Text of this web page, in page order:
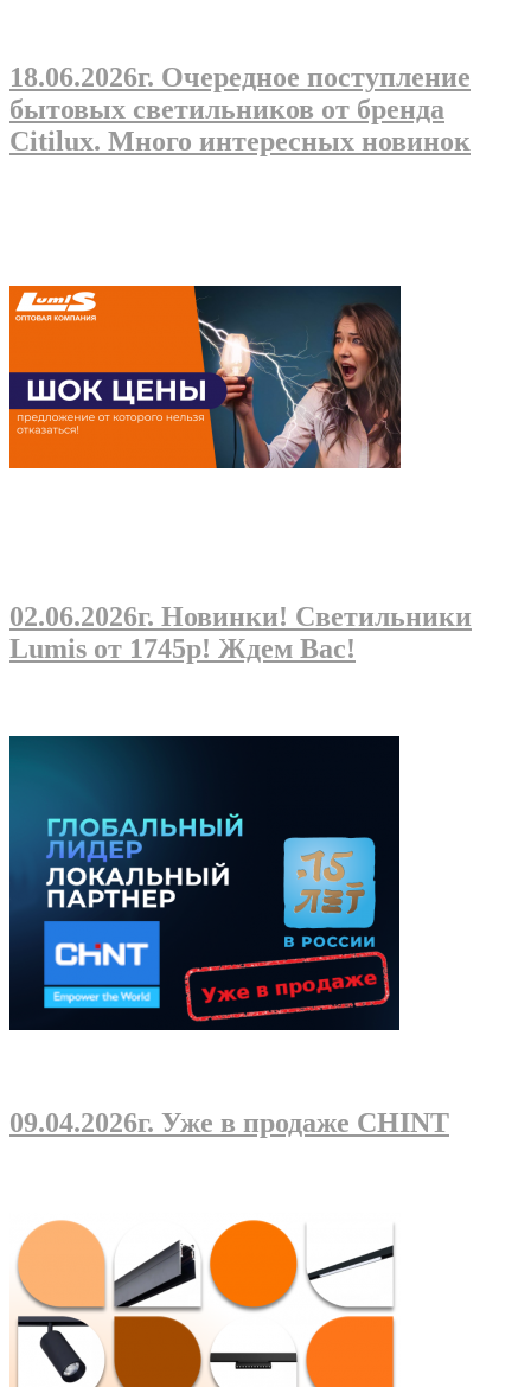
18.06.2026г. Очередное поступление
бытовых светильников от бренда
Citilux. Много интересных новинок
02.06.2026г. Новинки! Светильники
Lumis от 1745р! Ждем Вас!
09.04.2026г. Уже в продаже CHINT